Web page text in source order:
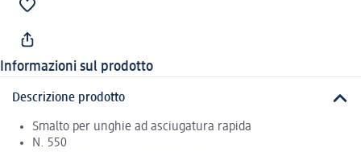
Informazioni sul prodotto
Descrizione prodotto
Smalto per unghie ad asciugatura rapida
N. 550